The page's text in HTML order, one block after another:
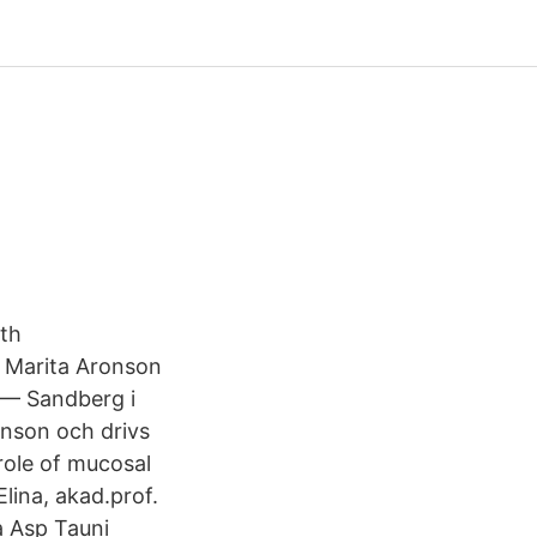
Aronson
— Sandberg i
och drivs
of mucosal
akad.prof.
Tauni